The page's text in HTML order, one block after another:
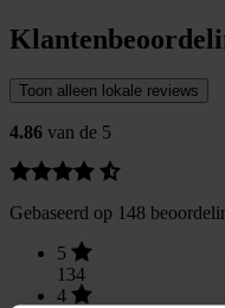
Toon alleen lokale reviews
4.86 van de 5
Gebaseerd op 148
5
134
4